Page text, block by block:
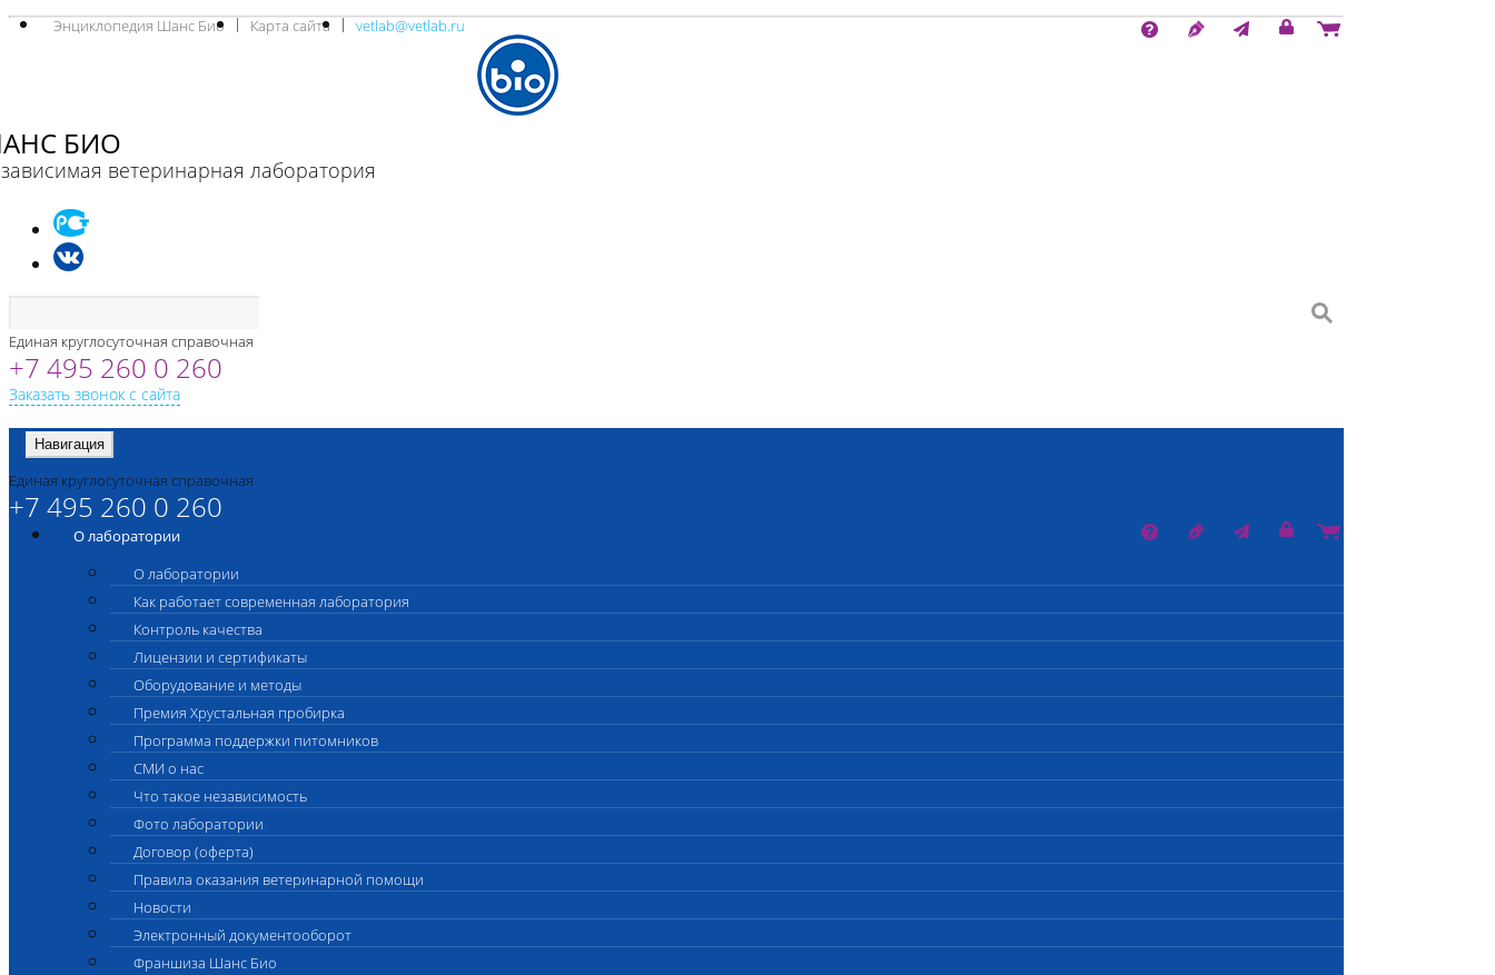
Энциклопедия Шанс Био Карта сайта vetlab@vetlab.ru
БИО
ветеринарная лаборатория
Единая круглосуточная справочная
+7 495 260 0 260
Заказать звонок с сайта
Навигация
Единая круглосуточная справочная
+7 495 260 0 260
О лаборатории
О лаборатории
Как работает современная лаборатория
Контроль качества
Лицензии и сертификаты
Оборудование и методы
Премия Хрустальная пробирка
Программа поддержки питомников
СМИ о нас
Что такое независимость
Фото лаборатории
Договор (оферта)
Правила оказания ветеринарной помощи
Новости
Электронный документооборот
Франшиза Шанс Био